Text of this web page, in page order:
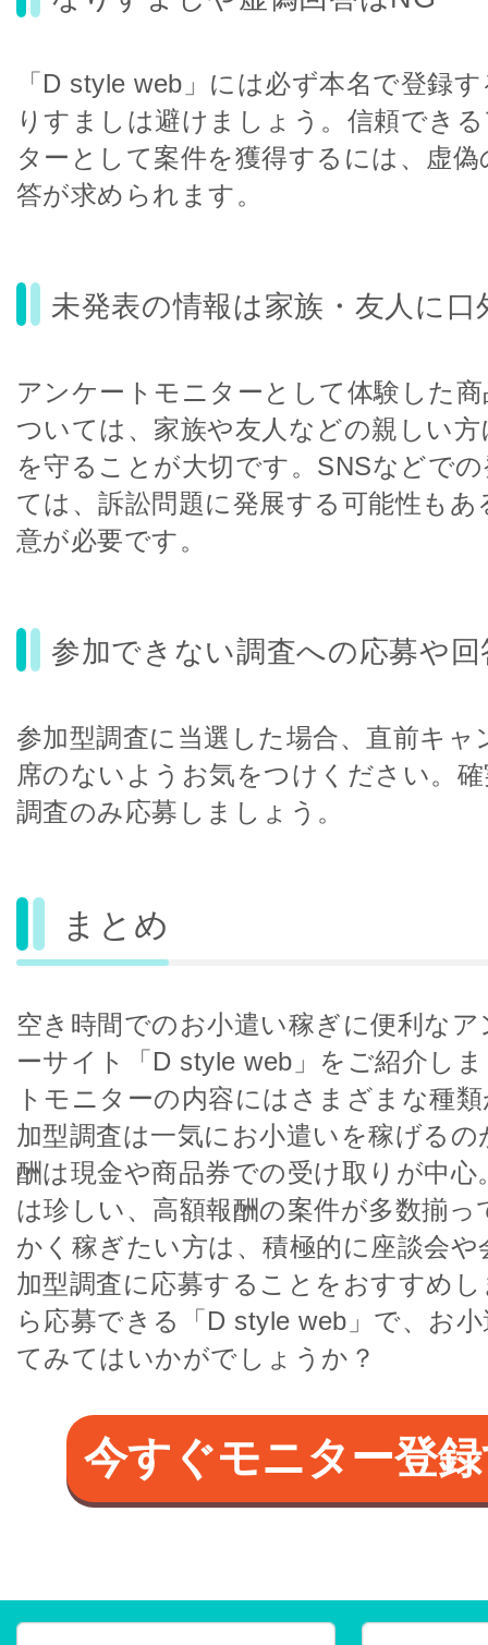
「D style web」には必ず本名で登録
りすましは避けましょう。信頼でき
ターとして案件を獲得するには、虚
答が求められます。
未発表の情報は家族・友人に口
アンケートモニターとして体験した
ついては、家族や友人などの親しい
を守ることが大切です。SNSなどで
ては、訴訟問題に発展する可能性も
意が必要です。
参加できない調査への応募や
参加型調査に当選した場合、直前キャ
席のないようお気をつけください。
調査のみ応募しましょう。
まとめ
空き時間でのお小遣い稼ぎに便利な
ーサイト「D style web」をご紹介し
トモニターの内容にはさまざまな種
加型調査は一気にお小遣いを稼げる
酬は現金や商品券での受け取りが中
は珍しい、高額報酬の案件が多数揃
かく稼ぎたい方は、積極的に座談会や
加型調査に応募することをおすすめ
ら応募できる「D style web」で、お
てみてはいかがでしょうか？
今すぐモニター登